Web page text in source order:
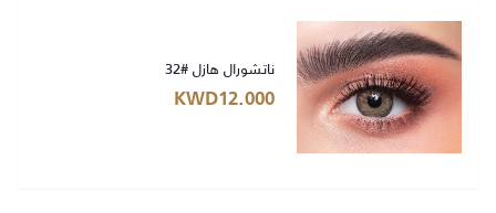
ناتشورال هازل #32
KWD12.000